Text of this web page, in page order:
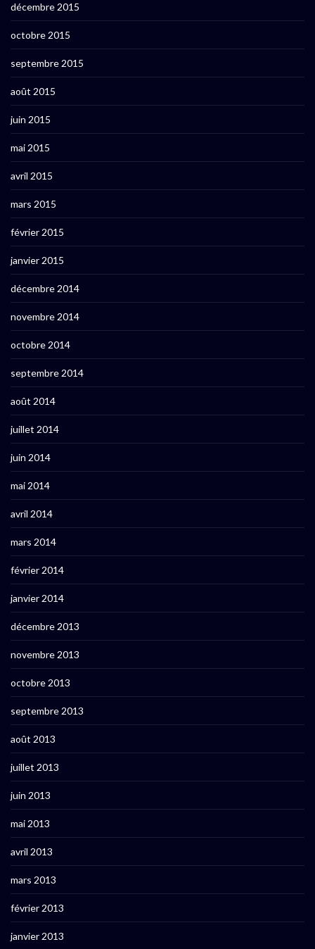
décembre 2015
octobre 2015
septembre 2015
août 2015
juin 2015
mai 2015
avril 2015
mars 2015
février 2015
janvier 2015
décembre 2014
novembre 2014
octobre 2014
septembre 2014
août 2014
juillet 2014
juin 2014
mai 2014
avril 2014
mars 2014
février 2014
janvier 2014
décembre 2013
novembre 2013
octobre 2013
septembre 2013
août 2013
juillet 2013
juin 2013
mai 2013
avril 2013
mars 2013
février 2013
janvier 2013